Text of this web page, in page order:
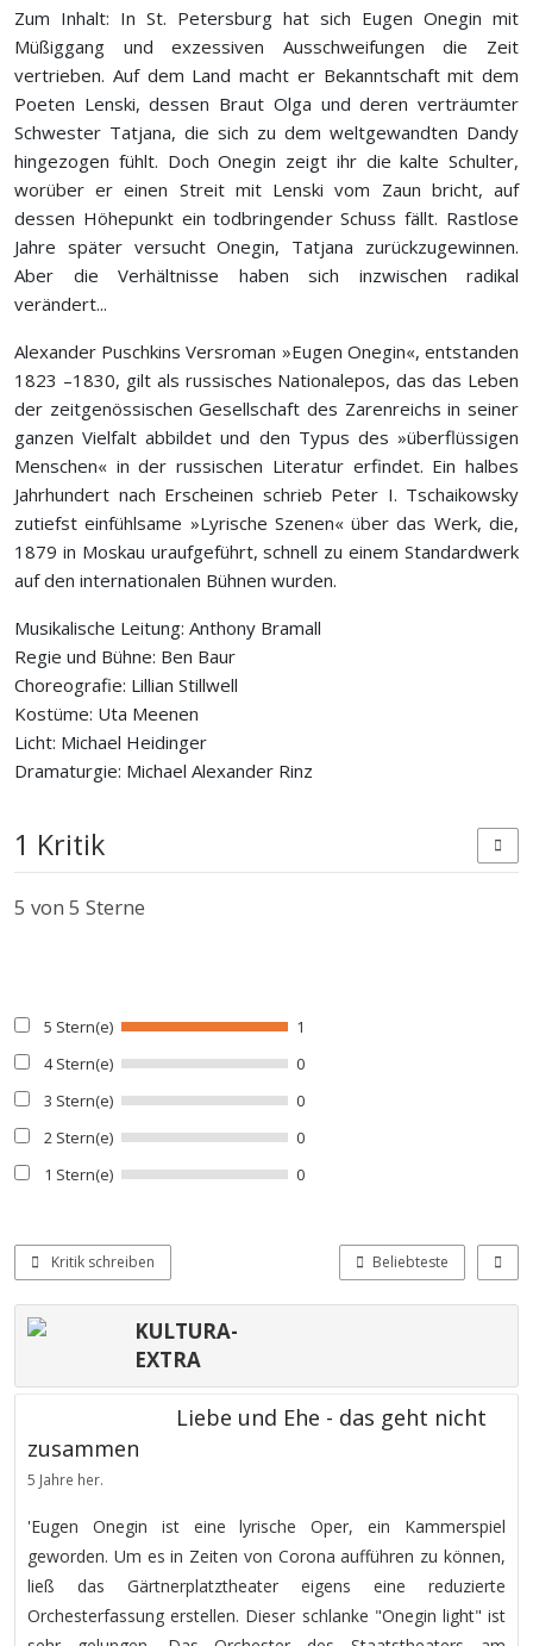
Zum Inhalt: In St. Petersburg hat sich Eugen Onegin mit
Müßiggang und exzessiven Ausschweifungen die Zeit
vertrieben. Auf dem Land macht er Bekanntschaft mit dem
Poeten Lenski, dessen Braut Olga und deren verträumter
Schwester Tatjana, die sich zu dem weltgewandten Dandy
hingezogen fühlt. Doch Onegin zeigt ihr die kalte Schulter,
worüber er einen Streit mit Lenski vom Zaun bricht, auf
dessen Höhepunkt ein todbringender Schuss fällt. Rastlose
Jahre später versucht Onegin, Tatjana zurückzugewinnen.
Aber die Verhältnisse haben sich inzwischen radikal
verändert...
Alexander Puschkins Versroman »Eugen Onegin«, entstanden
1823 –1830, gilt als russisches Nationalepos, das das Leben
der zeitgenössischen Gesellschaft des Zarenreichs in seiner
ganzen Vielfalt abbildet und den Typus des »überflüssigen
Menschen« in der russischen Literatur erfindet. Ein halbes
Jahrhundert nach Erscheinen schrieb Peter I. Tschaikowsky
zutiefst einfühlsame »Lyrische Szenen« über das Werk, die,
1879 in Moskau uraufgeführt, schnell zu einem Standardwerk
auf den internationalen Bühnen wurden.
Musikalische Leitung: Anthony Bramall
Regie und Bühne: Ben Baur
Choreografie: Lillian Stillwell
Kostüme: Uta Meenen
Licht: Michael Heidinger
Dramaturgie: Michael Alexander Rinz
1 Kritik
5 von 5 Sterne
5 Stern(e)
1
4 Stern(e)
0
3 Stern(e)
0
2 Stern(e)
0
1 Stern(e)
0
Kritik schreiben Beliebteste
KULTURA-
EXTRA
Liebe und Ehe - das geht nicht
zusammen
5 Jahre her.
'Eugen Onegin ist eine lyrische Oper, ein Kammerspiel
geworden. Um es in Zeiten von Corona aufführen zu können,
ließ das Gärtnerplatztheater eigens eine reduzierte
Orchesterfassung erstellen. Dieser schlanke "Onegin light" ist